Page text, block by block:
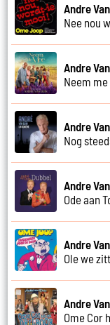
Andre
Nee nou
Andre
Neem
Andre
Nog
Andre
Ode aan
Andre
Ole we
Andre
Ome Cor